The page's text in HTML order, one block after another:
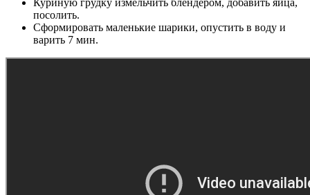
Куриную грудку измельчить блендером, добавить яйца,
посолить.
Сформировать маленькие шарики, опустить в воду и
варить 7 мин.